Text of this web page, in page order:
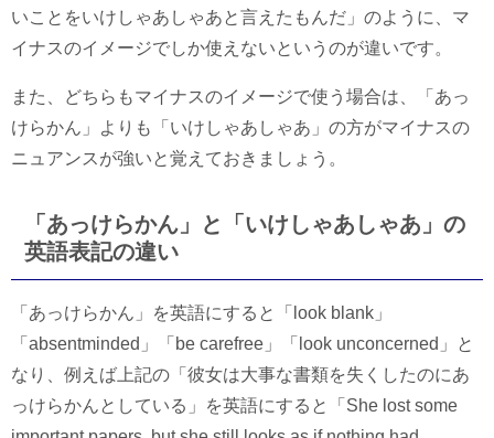
いことをいけしゃあしゃあと言えたもんだ」のように、マ
イナスのイメージでしか使えないというのが違いです。
また、どちらもマイナスのイメージで使う場合は、「あっ
けらかん」よりも「いけしゃあしゃあ」の方がマイナスの
ニュアンスが強いと覚えておきましょう。
「あっけらかん」と「いけしゃあしゃあ」の
英語表記の違い
「あっけらかん」を英語にすると「look blank」
「absentminded」「be carefree」「look unconcerned」と
なり、例えば上記の「彼女は大事な書類を失くしたのにあ
っけらかんとしている」を英語にすると「She lost some